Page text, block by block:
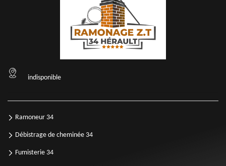
indisponible
Ramoneur 34
Débistrage de cheminée 34
Fumisterie 34